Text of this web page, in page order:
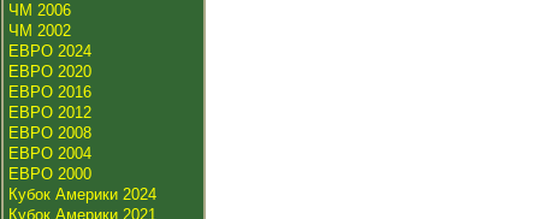
ЧМ 2006
ЧМ 2002
ЕВРО 2024
ЕВРО 2020
ЕВРО 2016
ЕВРО 2012
ЕВРО 2008
ЕВРО 2004
ЕВРО 2000
Кубок Америки 2024
Кубок Америки 2021